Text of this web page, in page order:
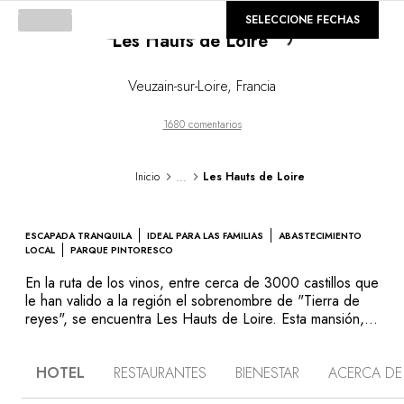
GALERÍA
Les Hauts de Loire Loading...
Veuzain-sur-Loire, Francia
1680 comentarios
Inicio ... Les Hauts de Loire
ESCAPADA TRANQUILA IDEAL PARA LAS FAMILIAS
ABASTECIMIENTO
LOCAL
PARQUE PINTORESCO
En la ruta de los vinos, entre cerca de 3000 castillos que
le han valido a la región el sobrenombre de "Tierra de
reyes", se encuentra Les Hauts de Loire. Esta mansión,
con amigos, y está a menos de 3 horas de París. Su
SELECCIONE FECHAS
HOTEL RESTAURANTES BIENESTAR ACERCA DE